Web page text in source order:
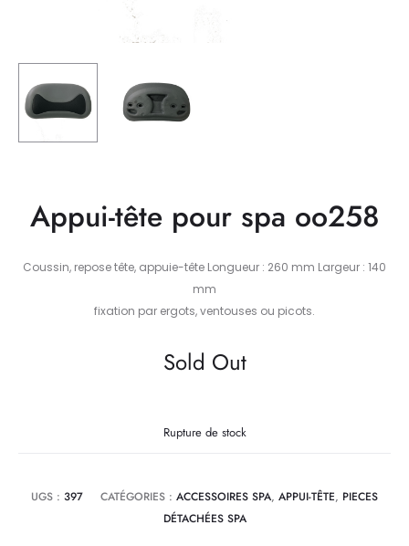
Appui-tête pour spa oo258
Coussin, repose tête, appuie-tête Longueur : 260 mm Largeur : 140
mm
fixation par ergots, ventouses ou picots.
Sold Out
Rupture de stock
UGS : 397 CATÉGORIES : ACCESSOIRES SPA, APPUI-TÊTE, PIECES
DÉTACHÉES SPA